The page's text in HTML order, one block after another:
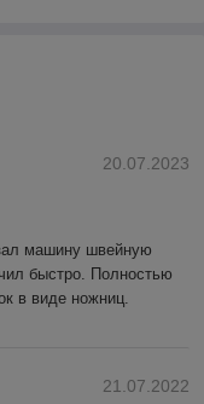
20.07.2023
машину швейную
быстро. Полностью
в виде ножниц.
21.07.2022